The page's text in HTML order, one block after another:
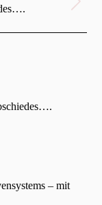
– mit